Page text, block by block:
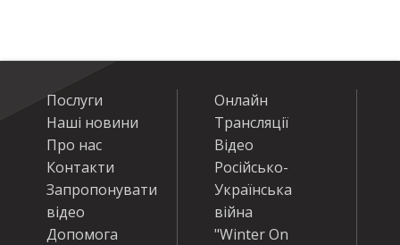
Послуги
Наші новини
Про нас
Контакти
Запропонувати
відео
Допомога
Онлайн
Трансляції
Відео
Російсько-
Українська
війна
"Winter On